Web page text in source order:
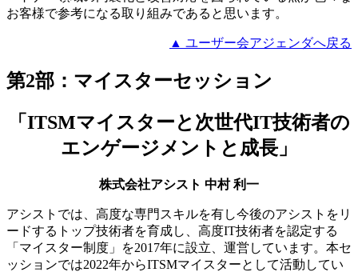
お客様で参考になる取り組みであると思います。
▲ ユーザー会アジェンダへ戻る
第2部：マイスターセッション
「ITSMマイスターと次世代IT技術者の
エンゲージメントと成長」
株式会社アシスト 中村 利一
アシストでは、高度な専門スキルを有し今後のアシストをリ
ードするトップ技術者を育成し、高度IT技術者を認定する
「マイスター制度」を2017年に設立、運営しています。本セ
ッションでは2022年からITSMマイスターとして活動してい